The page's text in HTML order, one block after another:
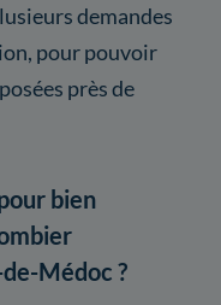
demandes
pour pouvoir
près de
bien
Médoc ?